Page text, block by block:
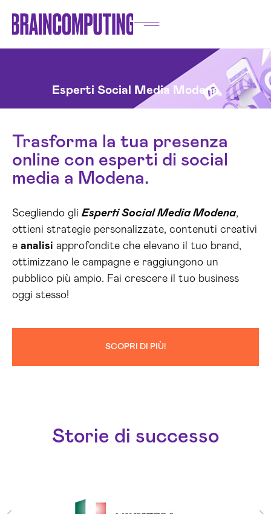
Esperti Social Media Modena
Trasforma la tua presenza
online con esperti di social
media a Modena.
Scegliendo gli Esperti Social Media Modena,
ottieni strategie personalizzate, contenuti creativi
e analisi approfondite che elevano il tuo brand,
ottimizzano le campagne e raggiungono un
pubblico più ampio. Fai crescere il tuo business
oggi stesso!
SCOPRI DI PIÙ!
Storie di successo